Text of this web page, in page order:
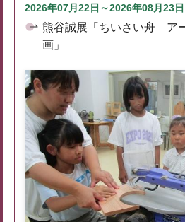
2026年07月22日～2026年08月23日
熊谷誠展「ちいさい舟 ア
画」